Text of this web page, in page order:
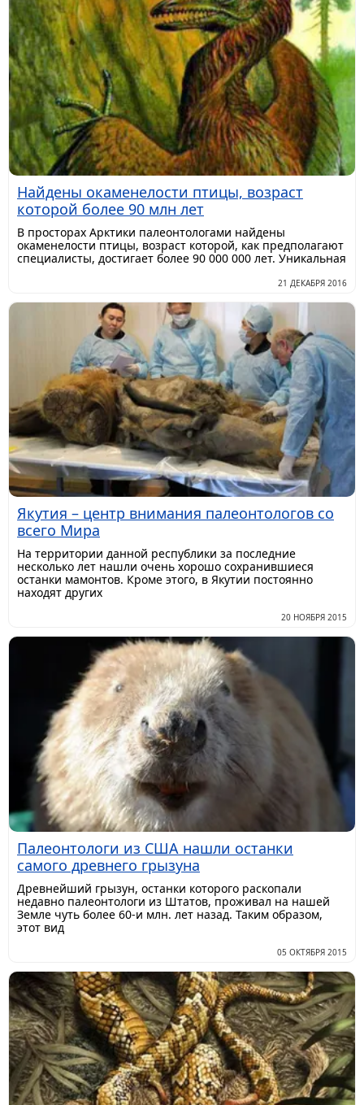
Найдены окаменелости птицы, возраст
которой более 90 млн лет
В просторах Арктики палеонтологами найдены
окаменелости птицы, возраст которой, как предполагают
специалисты, достигает более 90 000 000 лет. Уникальная
21 ДЕКАБРЯ 2016
Якутия – центр внимания палеонтологов со
всего Мира
На территории данной республики за последние
несколько лет нашли очень хорошо сохранившиеся
останки мамонтов. Кроме этого, в Якутии постоянно
находят других
20 НОЯБРЯ 2015
Палеонтологи из США нашли останки
самого древнего грызуна
Древнейший грызун, останки которого раскопали
недавно палеонтологи из Штатов, проживал на нашей
Земле чуть более 60-и млн. лет назад. Таким образом,
этот вид
05 ОКТЯБРЯ 2015